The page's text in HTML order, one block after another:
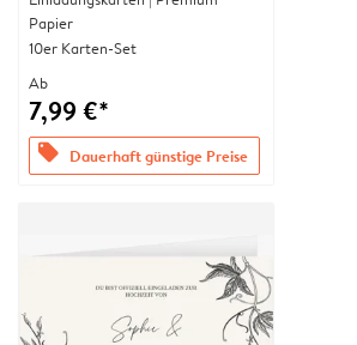
Papier
10er Karten-Set
Ab
7,99 €*
offers Dauerhaft günstige Preise